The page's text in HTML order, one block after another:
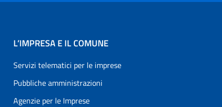
L’IMPRESA E IL COMUNE
Servizi telematici per le imprese
Pubbliche amministrazioni
Agenzie per le Imprese